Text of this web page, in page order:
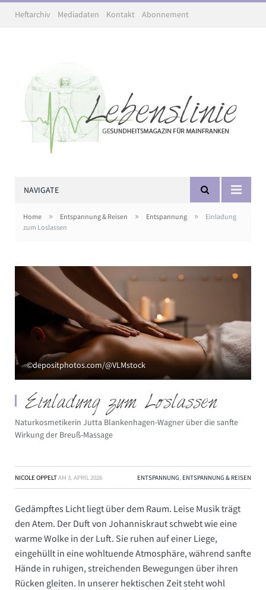
Heftarchiv Mediadaten Kontakt Abonnement
NAVIGATE
Home » Entspannung & Reisen » Entspannung »
Einladung
zum Loslassen
©depositphotos.com/@VLMstock
Einladung zum Loslassen
Naturkosmetikerin Jutta Blankenhagen-Wagner über die sanfte
Wirkung der Breuß-Massage
NICOLE OPPELTAM 3. APRIL 2026 ENTSPANNUNG, ENTSPANNUNG & REISEN
Gedämpftes Licht liegt über dem Raum. Leise Musik trägt
den Atem. Der Duft von Johanniskraut schwebt wie eine
warme Wolke in der Luft. Sie ruhen auf einer Liege,
eingehüllt in eine wohltuende Atmosphäre, während sanfte
Hände in ruhigen, streichenden Bewegungen über ihren
Rücken gleiten. In unserer hektischen Zeit steht wohl